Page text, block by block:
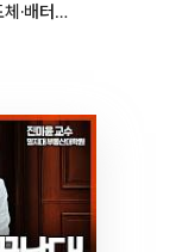
‘한국판 IRA’ 베일 벗었지만…반도체·배터리 업계 “시행령이 관건”